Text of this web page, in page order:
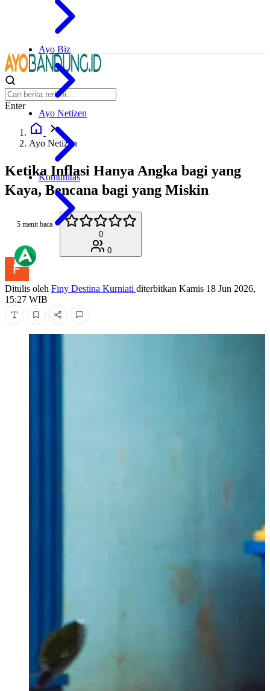
Ayo Biz
Ayo Netizen
Komunitas
Enter
Ayo Netizen
Ketika Inflasi Hanya Angka bagi yang
Kaya, Bencana bagi yang Miskin
5 menit baca
0
0
Ditulis oleh Finy Destina Kurniati diterbitkan Kamis 18 Jun 2026,
15:27 WIB